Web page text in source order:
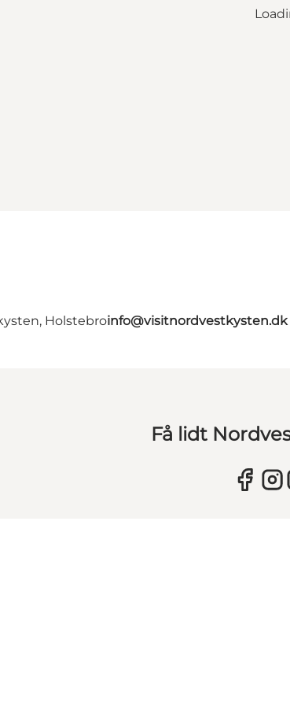
Holstebroinfo@visitnordvestkysten.dk
Få lidt